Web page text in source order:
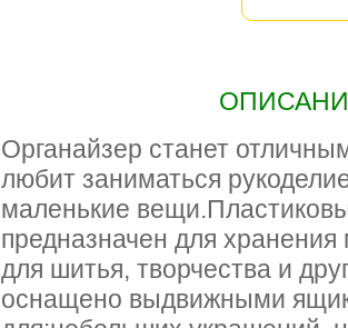
Органайзер станет
любит заниматься
маленькие
предназначен для
для шитья, творчества и
оснащено выдвижными